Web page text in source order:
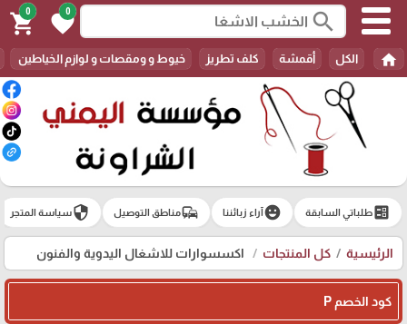
search
0
favorite
0
shopping_cart
home الكل أقمشة كلف تطريز خيوط و ومقصات و لوازم الخياطين
ballotطلباتي السابقة emoji_emotionsآراء زبائننا commuteمناطق التوصيل securityسياسة المتجر
الرئيسية كل المنتجات اكسسوارات للاشغال اليدوية والفنون
كود الخصم P